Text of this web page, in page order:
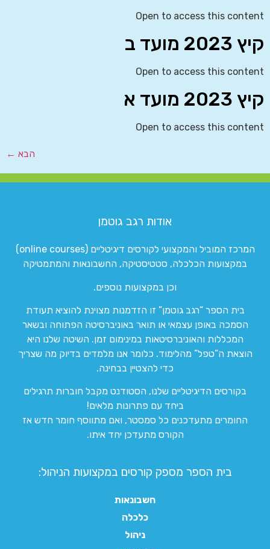
Open to access this content
קיץ 2023 מועד ב
Open to access this content
קיץ 2023 מועד א
Open to access this content
הבא ←
אודות רגב גוטמן
המרכז המוביל והמקצועי לקורסים דיגיטליים (online courses)
במקצועות הכלכלה, סטטיסטיקה, החשבונאות והמתמטיקה
וכן במקצועות נוספים.
בית הספר “רגב גוטמן” זו הזדמנות מצוינת להוציא תעודת
הסמכה באופן עצמאי או תואר באוניברסיטה הפתוחה ובשאר
המכללות והאוניברסיטאות במינימום זמן. השיטה שלנו היא
הוצאת ה”טפל” מהלימוד. כלומר אנו מלמדים בדיוק מה שצריך
כדי להצטיין בבחינה.
בקורסים הדיגיטליים שלנו, הסטודנט מקבל חוברות תרגילים
ביחד עם פתרונות מלאים!
החומרים מתעדכנים כל סמסטר, ואם מתווסף חומר חדש אז
הקורס מתעדכן יחד איתו.
בית הספר מספק קורסים במקצועות הניהול:
חשבונאות
כלכלה
ניהול